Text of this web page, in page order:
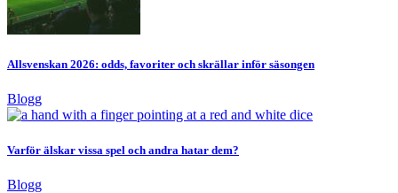
Allsvenskan 2026: odds, favoriter och skrällar inför säsongen
Blogg
Varför älskar vissa spel och andra hatar dem?
Blogg